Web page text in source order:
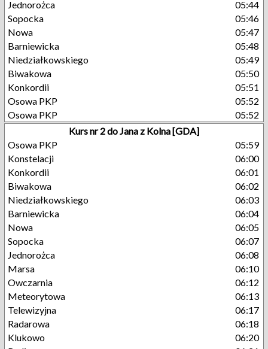
Jednorożca
05:44
Sopocka
05:46
Nowa
05:47
Barniewicka
05:48
Niedziałkowskiego
05:49
Biwakowa
05:50
Konkordii
05:51
Osowa PKP
05:52
Osowa PKP
05:52
Kurs nr 2 do Jana z Kolna [GDA]
Osowa PKP
05:59
Konstelacji
06:00
Konkordii
06:01
Biwakowa
06:02
Niedziałkowskiego
06:03
Barniewicka
06:04
Nowa
06:05
Sopocka
06:07
Jednorożca
06:08
Marsa
06:10
Owczarnia
06:12
Meteorytowa
06:13
Telewizyjna
06:17
Radarowa
06:18
Klukowo
06:20